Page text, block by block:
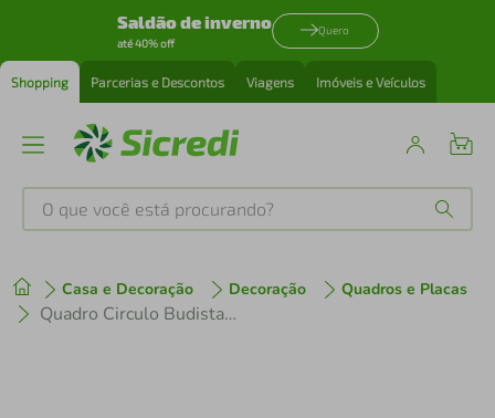
Saldão de inverno
até 40% off
Quero
Shopping Parcerias e Descontos Viagens Imóveis e Veículos
O que você está procurando?
Casa e Decoração Decoração Quadros e Placas
Quadro Circulo Budista Enso 100x70 Caixa Marfim
1º tenis